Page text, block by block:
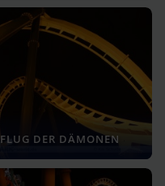
FLUG DER DÄMONEN